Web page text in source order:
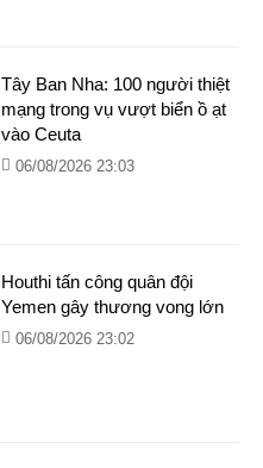
Tây Ban Nha: 100 người thiệt
mạng trong vụ vượt biển ồ ạt
vào Ceuta
06/08/2026 23:03
Houthi tấn công quân đội
Yemen gây thương vong lớn
06/08/2026 23:02